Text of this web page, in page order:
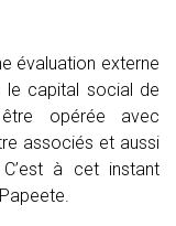
évaluation externe
le capital social de
être opérée avec
associés et aussi
à cet instant